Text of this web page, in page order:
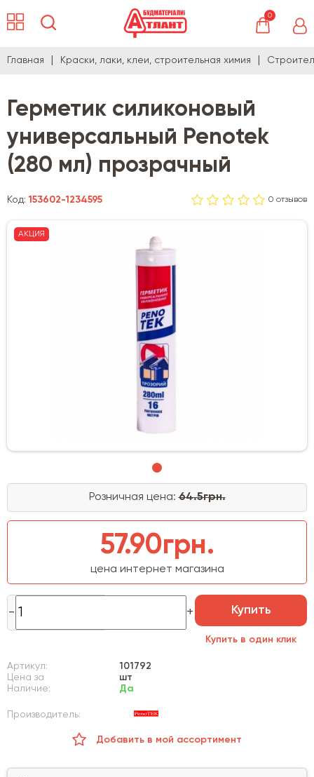
0
Главная Краски, лаки, клеи, строительная химия
Герметик силиконовый
универсальный Penotek
(280 мл) прозрачный
Код:153602-1234595 0 отзывов
АКЦИЯ
Розничная цена:64.5грн.
57.90грн.
цена интернет магазина
Купить
Купить в один клик
Артикул:
101792
Цена за
шт
Наличие:
Да
Производитель:
Добавить в мой ассортимент